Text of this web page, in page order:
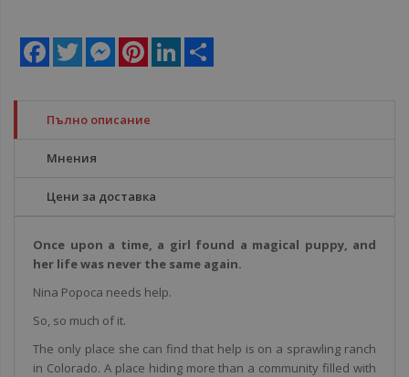
Facebook
Twitter MessengerPinterestLinkedIn
Пълно описание
Мнения
Цени за доставка
Once upon a time, a girl found a magical puppy, and
her life was never the same again.
Nina Popoca needs help.
So, so much of it.
The only place she can find that help is on a sprawling ranch
in Colorado. A place hiding more than a community filled with